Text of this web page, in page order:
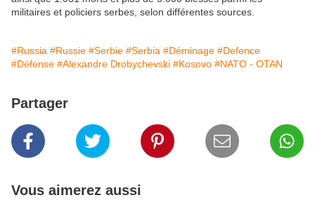
militaires et policiers serbes, selon différentes sources.
#Russia #Russie #Serbie #Serbia #Déminage #Defence
#Défense #Alexandre Drobychevski #Kosovo #NATO - OTAN
Partager
Vous aimerez aussi